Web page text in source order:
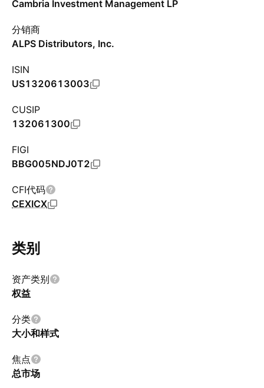
Cambria Investment Management LP
分销商
ALPS Distributors, Inc.
ISIN
US1320613003
CUSIP
132061300
FIGI
BBG005NDJ0T2
CFI代码
CEXICX
类别
资产类别
权益
分类
大小和样式
焦点
总市场